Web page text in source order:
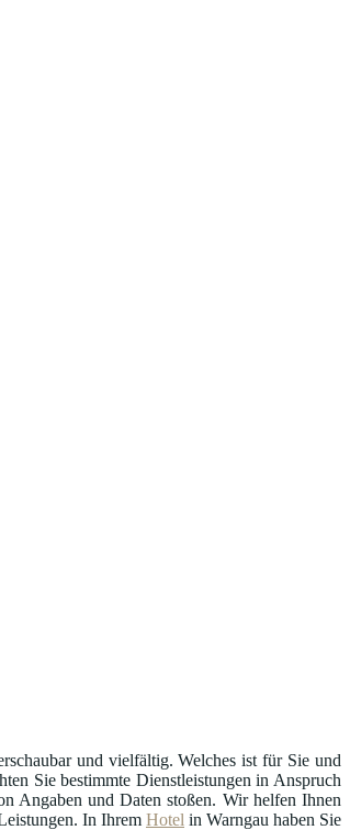
und vielfältig. Welches ist für Sie und
Sie bestimmte Dienstleistungen in Anspruch
Angaben und Daten stoßen. Wir helfen Ihnen
In Ihrem Hotel in Warngau haben Sie